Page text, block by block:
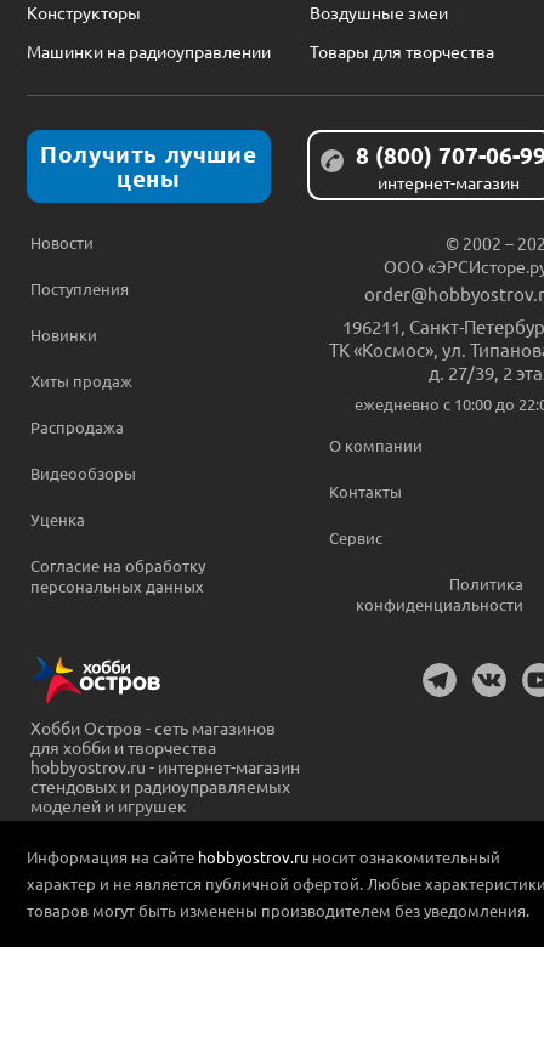
Конструкторы
Воздушные змеи
Машинки на радиоуправлении
Товары для творчества
Получить лучшие
цены
8 (800) 707-06-
интернет-магазин
Новости
Поступления
Новинки
Хиты продаж
Распродажа
Видеообзоры
Уценка
Согласие на обработку
персональных данных
© 2002 –
ООО
196211, Санкт-
ТК «Космос», ул.
д. 27/39, 2
ежедневно c 10:00 до
О компании
Контакты
Сервис
Политика
конфиденциальности
Хобби Остров - сеть магазинов
для хобби и творчества
hobbyostrov.ru - интернет-магазин
стендовых и радиоуправляемых
моделей и игрушек
Информация на сайте hobbyostrov.ru носит ознакомительный
характер и не является публичной офертой. Любые
товаров могут быть изменены производителем без уведомления.